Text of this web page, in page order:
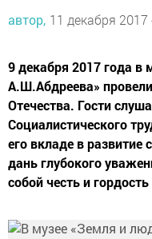
автор, 11 декабря 2017
9 декабря 2017 года
А.Ш.Абдреева»
Отечества. Гости
Социалистического
его вкладе в развитие
дань глубокого
собой честь и